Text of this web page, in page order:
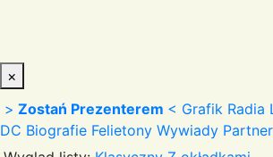
×
> Zostań Prezenterem < Grafik Radia
DC Biografie Felietony Wywiady